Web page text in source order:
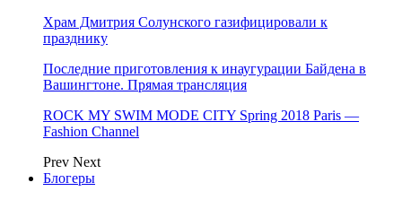
Храм Дмитрия Солунского газифицировали к
празднику
Последние приготовления к инаугурации Байдена в
Вашингтоне. Прямая трансляция
ROCK MY SWIM MODE CITY Spring 2018 Paris —
Fashion Channel
Prev Next
Блогеры